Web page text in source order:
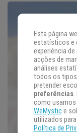
Esta página
estatísticos e
experiência
acções de
análises
todos os tipos
pretender
preferências.
como
WeMystice
utilizados
Política de